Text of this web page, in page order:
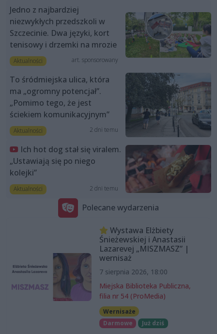
Jedno z najbardziej
niezwykłych przedszkoli w
Szczecinie. Dwa języki, kort
tenisowy i drzemki na mrozie
Aktualności art. sponsorowany
To śródmiejska ulica, która
ma „ogromny potencjał”.
„Pomimo tego, że jest
ściekiem komunikacyjnym”
Aktualności 2 dni temu
Ich hot dog stał się viralem.
„Ustawiają się po niego
kolejki”
Aktualności 2 dni temu
Polecane wydarzenia
Wystawa Elżbiety
Śnieżewskiej i Anastasii
Lazarevej „MISZMASZ” |
wernisaż
7 sierpnia 2026, 18:00
Miejska Biblioteka Publiczna,
filia nr 54 (ProMedia)
Wernisaże
Darmowe
Już dziś